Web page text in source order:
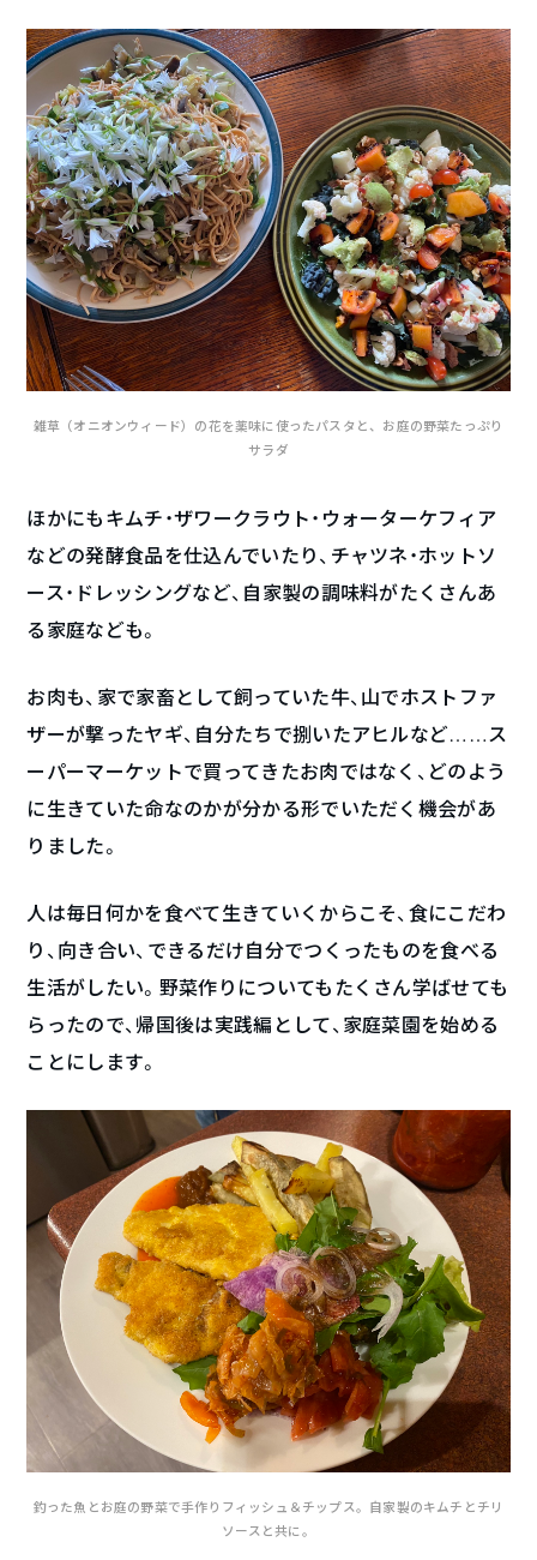
雑草（オニオンウィード）の花を薬味に使ったパスタと、お庭の野菜たっぷり
サラダ
ほかにもキムチ・ザワークラウト・ウォーターケフィア
などの発酵食品を仕込んでいたり、チャツネ・ホットソ
ース・ドレッシングなど、自家製の調味料がたくさんあ
る家庭なども。
お肉も、家で家畜として飼っていた牛、山でホストファ
ザーが撃ったヤギ、自分たちで捌いたアヒルなど……ス
ーパーマーケットで買ってきたお肉ではなく、どのよう
に生きていた命なのかが分かる形でいただく機会があ
りました。
人は毎日何かを食べて生きていくからこそ、食にこだわ
り、向き合い、できるだけ自分でつくったものを食べる
生活がしたい。野菜作りについてもたくさん学ばせても
らったので、帰国後は実践編として、家庭菜園を始める
ことにします。
釣った魚とお庭の野菜で手作りフィッシュ＆チップス。自家製のキムチとチリ
ソースと共に。